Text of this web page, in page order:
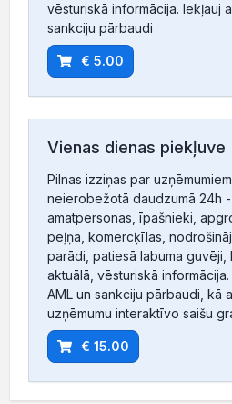
vēsturiskā informācija. Iekļauj
sankciju pārbaudi
€ 5.00
Vienas dienas piekļuve
Pilnas izziņas par uzņēmumiem
neierobežotā daudzumā 24h -
amatpersonas, īpašnieki,
peļņa, komercķīlas,
parādi, patiesā labuma guvēji,
aktuālā, vēsturiskā
AML un sankciju pārbaudi, kā
uzņēmumu interaktīvo saišu
€ 15.00